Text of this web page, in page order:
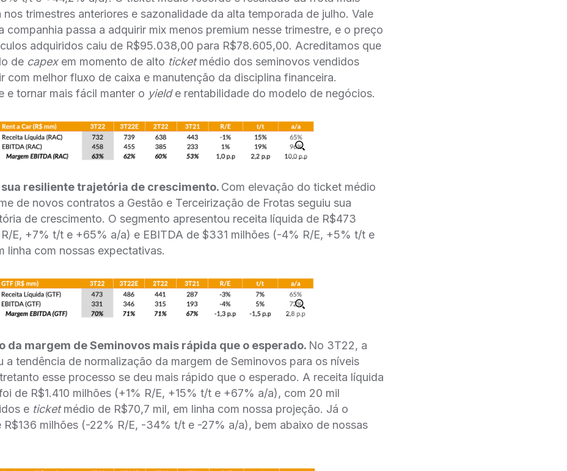
nos trimestres anteriores e sazonalidade da alta temporada de julho. Vale
companhia passa a adquirir mix menos premium nesse trimestre, e o preço
adquiridos caiu de R$95.038,00 para R$78.605,00. Acreditamos que
de capexem momento de alto ticketmédio dos seminovos vendidos
com melhor fluxo de caixa e manutenção da disciplina financeira.
e tornar mais fácil manter o yielde rentabilidade do modelo de negócios.
sua resiliente trajetória de crescimento. Com elevação do ticket médio
de novos contratos a Gestão e Terceirização de Frotas seguiu sua
de crescimento. O segmento apresentou receita líquida de R$473
E, +7% t/t e +65% a/a) e EBITDA de $331 milhões (-4% R/E, +5% t/t e
linha com nossas expectativas.
da margem de Seminovos mais rápida que o esperado. No 3T22, a
a tendência de normalização da margem de Seminovos para os níveis
esse processo se deu mais rápido que o esperado. A receita líquida
de R$1.410 milhões (+1% R/E, +15% t/t e +67% a/a), com 20 mil
e ticketmédio de R$70,7 mil, em linha com nossa projeção. Já o
R$136 milhões (-22% R/E, -34% t/t e -27% a/a), bem abaixo de nossas